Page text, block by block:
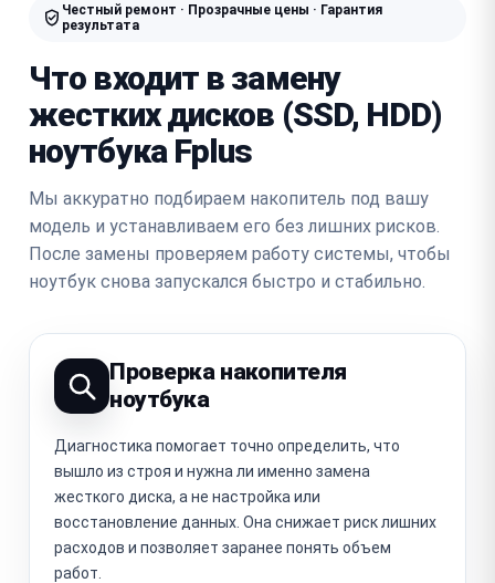
Честный ремонт · Прозрачные цены · Гарантия
результата
Что входит в замену
жестких дисков (SSD, HDD)
ноутбука Fplus
Мы аккуратно подбираем накопитель под вашу
модель и устанавливаем его без лишних рисков.
После замены проверяем работу системы, чтобы
ноутбук снова запускался быстро и стабильно.
Проверка накопителя
ноутбука
Диагностика помогает точно определить, что
вышло из строя и нужна ли именно замена
жесткого диска, а не настройка или
восстановление данных. Она снижает риск лишних
расходов и позволяет заранее понять объем
работ.